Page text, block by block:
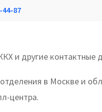
44-87
и другие контактные
в Москве и
центра.